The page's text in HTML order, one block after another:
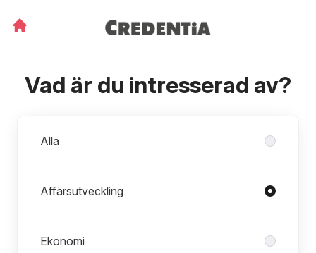
Vad är du intresserad av?
Alla
Affärsutveckling
Ekonomi